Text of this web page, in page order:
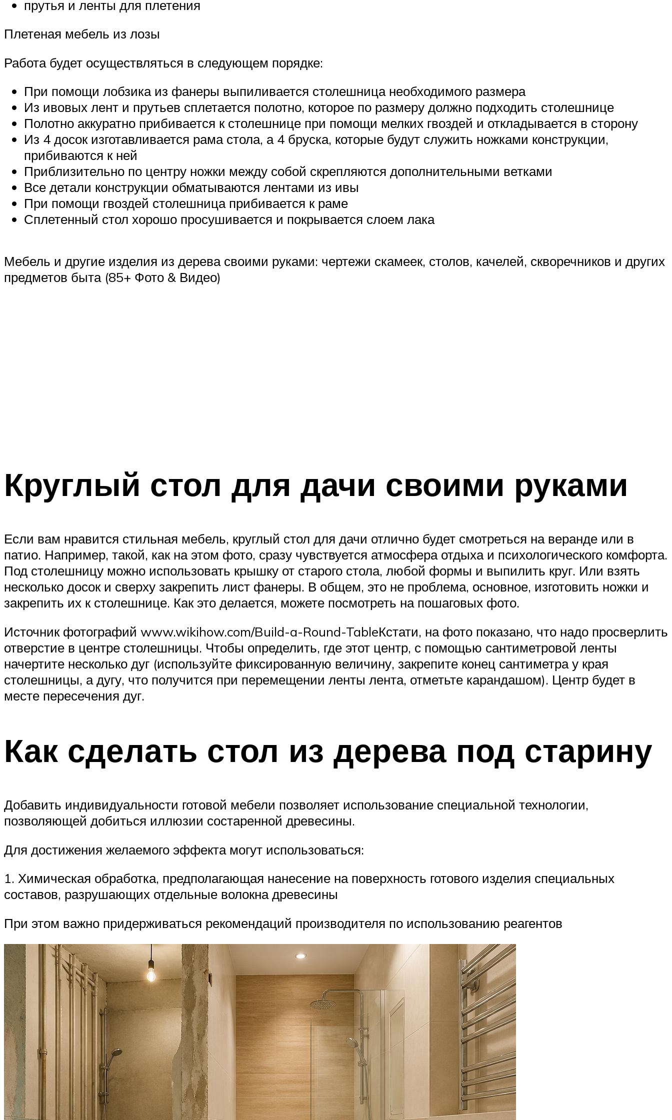
прутья и ленты для плетения
Плетеная мебель из лозы
Работа будет осуществляться в следующем порядке:
При помощи лобзика из фанеры выпиливается столешница необходимого размера
Из ивовых лент и прутьев сплетается полотно, которое по размеру должно подходить столешнице
Полотно аккуратно прибивается к столешнице при помощи мелких гвоздей и откладывается в сторону
Из 4 досок изготавливается рама стола, а 4 бруска, которые будут служить ножками конструкции,
прибиваются к ней
Приблизительно по центру ножки между собой скрепляются дополнительными ветками
Все детали конструкции обматываются лентами из ивы
При помощи гвоздей столешница прибивается к раме
Сплетенный стол хорошо просушивается и покрывается слоем лака
Мебель и другие изделия из дерева своими руками: чертежи скамеек, столов, качелей, скворечников и других
предметов быта (85+ Фото & Видео)
Круглый стол для дачи своими руками
Если вам нравится стильная мебель, круглый стол для дачи отлично будет смотреться на веранде или в
патио. Например, такой, как на этом фото, сразу чувствуется атмосфера отдыха и психологического комфорта.
Под столешницу можно использовать крышку от старого стола, любой формы и выпилить круг. Или взять
несколько досок и сверху закрепить лист фанеры. В общем, это не проблема, основное, изготовить ножки и
закрепить их к столешнице. Как это делается, можете посмотреть на пошаговых фото.
Источник фотографий www.wikihow.com/Build-a-Round-TableКстати, на фото показано, что надо просверлить
отверстие в центре столешницы. Чтобы определить, где этот центр, с помощью сантиметровой ленты
начертите несколько дуг (используйте фиксированную величину, закрепите конец сантиметра у края
столешницы, а дугу, что получится при перемещении ленты лента, отметьте карандашом). Центр будет в
месте пересечения дуг.
Как сделать стол из дерева под старину
Добавить индивидуальности готовой мебели позволяет использование специальной технологии,
позволяющей добиться иллюзии состаренной древесины.
Для достижения желаемого эффекта могут использоваться:
1. Химическая обработка, предполагающая нанесение на поверхность готового изделия специальных
составов, разрушающих отдельные волокна древесины
При этом важно придерживаться рекомендаций производителя по использованию реагентов